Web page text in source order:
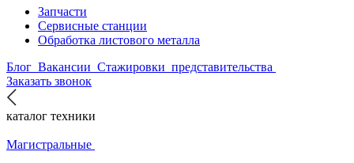
Запчасти
Сервисные станции
Обработка листового металла
Блог Вакансии Стажировки представительства
Заказать звонок
каталог техники
Магистральные